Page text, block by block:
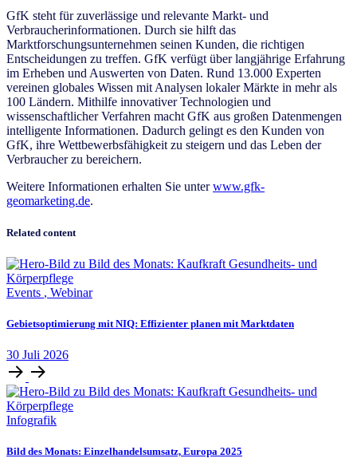
GfK steht für zuverlässige und relevante Markt- und
Verbraucherinformationen. Durch sie hilft das
Marktforschungsunternehmen seinen Kunden, die richtigen
Entscheidungen zu treffen. GfK verfügt über langjährige Erfahrung
im Erheben und Auswerten von Daten. Rund 13.000 Experten
vereinen globales Wissen mit Analysen lokaler Märkte in mehr als
100 Ländern. Mithilfe innovativer Technologien und
wissenschaftlicher Verfahren macht GfK aus großen Datenmengen
intelligente Informationen. Dadurch gelingt es den Kunden von
GfK, ihre Wettbewerbsfähigkeit zu steigern und das Leben der
Verbraucher zu bereichern.
Weitere Informationen erhalten Sie unterwww.gfk-
geomarketing.de.
Related content
Events , Webinar
Gebietsoptimierung mit NIQ: Effizienter planen mit Marktdaten
30 Juli 2026
Infografik
Bild des Monats: Einzelhandelsumsatz, Europa 2025